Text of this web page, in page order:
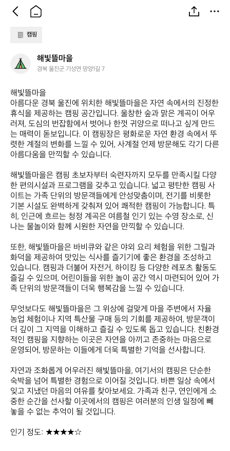
캠핑
빛
마
을
해빛뜰마을
경북 울진군 기성면 망양1길 7
해빛뜰마을
아름다운 경북 울진에 위치한 해빛뜰마을은 자연 속에서의 진정한
휴식을 제공하는 캠핑 공간입니다. 울창한 숲과 맑은 계곡이 어우
러져, 도심의 번잡함에서 벗어나 한껏 귀양으로 떠나고 싶게 만드
는 매력이 돋보입니다. 이 캠핑장은 평화로운 자연 환경 속에서 뚜
렷한 계절의 변화를 느낄 수 있어, 사계절 언제 방문해도 각기 다른
아름다움을 만끽할 수 있습니다.
해빛뜰마을은 캠핑 초보자부터 숙련자까지 모두를 만족시킬 다양
한 편의시설과 프로그램을 갖추고 있습니다. 넓고 평탄한 캠핑 사
이트는 가족 단위의 방문객들에게 안성맞춤이며, 전기를 비롯한
기본 시설도 완벽하게 갖춰져 있어 쾌적한 캠핑이 가능합니다. 특
히, 인근에 흐르는 청정 계곡은 여름철 인기 있는 수영 장소로, 신
나는 물놀이와 함께 시원한 자연을 만끽할 수 있습니다.
또한, 해빛뜰마을은 바비큐와 같은 야외 요리 체험을 위한 그릴과
화덕을 제공하여 맛있는 식사를 즐기기에 좋은 환경을 조성하고
있습니다. 캠핑과 더불어 자전거, 하이킹 등 다양한 레포츠 활동도
즐길 수 있으며, 어린이들을 위한 놀이 공간 역시 마련되어 있어 가
족 단위의 방문객들이 더욱 행복감을 느낄 수 있습니다.
무엇보다도 해빛뜰마을은 그 위상에 걸맞게 마을 주변에서 자율
농업 체험이나 지역 특산물 구매 등의 기회를 제공하여, 방문객이
더 깊이 그 지역을 이해하고 즐길 수 있도록 돕고 있습니다. 친환경
적인 캠핑을 지향하는 이곳은 자연을 아끼고 존중하는 마음으로
운영되어, 방문하는 이들에게 더욱 특별한 기억을 선사합니다.
자연과 조화롭게 어우러진 해빛뜰마을, 여기서의 캠핑은 단순한
숙박을 넘어 특별한 경험으로 이어질 것입니다. 바쁜 일상 속에서
잊고 지냈던 마음의 여유를 찾아보세요. 가족과 친구, 연인에게 소
중한 순간을 선사할 이곳에서의 캠핑은 여러분의 인생 일정에 빼
놓을 수 없는 추억이 될 것입니다.
인기 정도: ★★★★☆